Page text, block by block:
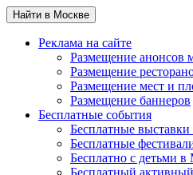
Найти в Москве
Реклама на сайте
Размещение анонсов
Размещение
Размещение мест и
Размещение баннеров
Бесплатные события
Бесплатные
Бесплатные
Бесплатно с детьми в
Бесплатный